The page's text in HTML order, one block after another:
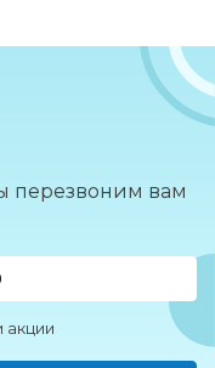
перезвоним вам
акции